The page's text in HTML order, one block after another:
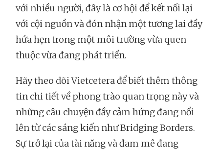
với nhiều người, đây là cơ hội để kết nối lại
với cội nguồn và đón nhận một tương lai đầy
hứa hẹn trong một môi trường vừa quen
thuộc vừa đang phát triển.
Hãy theo dõi Vietcetera để biết thêm thông
tin chi tiết về phong trào quan trọng này và
những câu chuyện đầy cảm hứng đang nổi
lên từ các sáng kiến như Bridging Borders.
Sự trở lại của tài năng và đam mê đang